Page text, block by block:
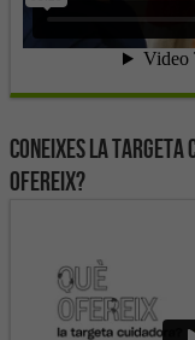
Coneixes la targeta
ofereix?